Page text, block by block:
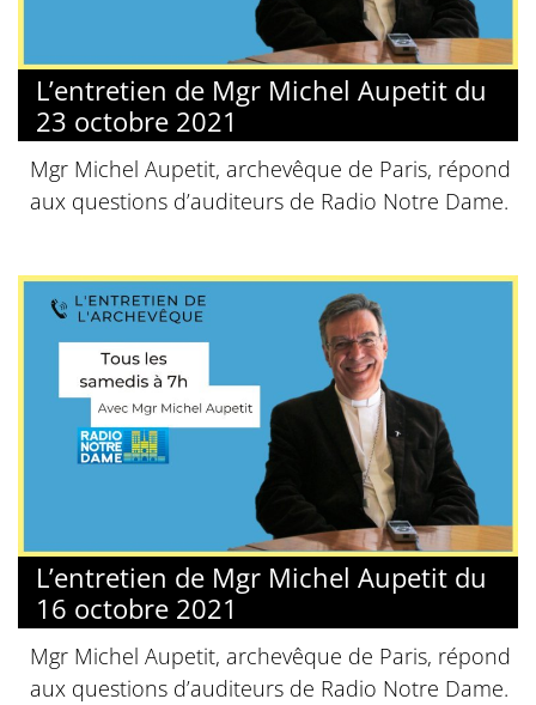
L’entretien de Mgr Michel Aupetit du
23 octobre 2021
Mgr Michel Aupetit, archevêque de Paris, répond
aux questions d’auditeurs de Radio Notre Dame.
L’entretien de Mgr Michel Aupetit du
16 octobre 2021
Mgr Michel Aupetit, archevêque de Paris, répond
aux questions d’auditeurs de Radio Notre Dame.